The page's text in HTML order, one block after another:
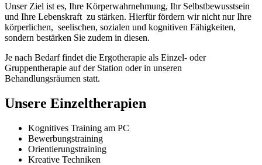
Unser Ziel ist es, Ihre Körperwahrnehmung, Ihr Selbstbewusstsein
und Ihre Lebenskraft zu stärken. Hierfür fördern wir nicht nur Ihre
körperlichen, seelischen, sozialen und kognitiven Fähigkeiten,
sondern bestärken Sie zudem in diesen.
Je nach Bedarf findet die Ergotherapie als Einzel- oder
Gruppentherapie auf der Station oder in unseren
Behandlungsräumen statt.
Unsere Einzeltherapien
Kognitives Training am PC
Bewerbungstraining
Orientierungstraining
Kreative Techniken